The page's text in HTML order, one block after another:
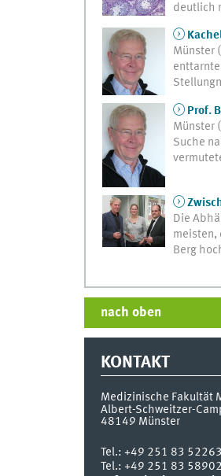
deutlich
Münster
Prof.
Münster
Suche
Die
meisten,
Berg
nach oben
KONTAKT
Medizinische Fakultät
Albert-Schweitzer-
48149 Münster
Tel.: +49 251 83
Tel.: +49 251 83